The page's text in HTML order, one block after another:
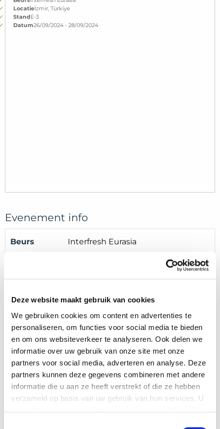
Deze website maakt gebruik van cookies
We gebruiken cookies om content en advertenties te
personaliseren, om functies voor social media te bieden
en om ons websiteverkeer te analyseren. Ook delen we
informatie over uw gebruik van onze site met onze
partners voor social media, adverteren en analyse. Deze
partners kunnen deze gegevens combineren met andere
informatie die u aan ze heeft verstrekt of die ze hebben
verzameld op basis van uw gebruik van hun services. U
Locatieİzmir, Türkiye
StandE-3
Datum26/09/2024 - 28/09/2024
Evenement info
Beurs Interfresh Eurasia
Datum 26/09/2024 - 28/09/2024
Meer beurzen